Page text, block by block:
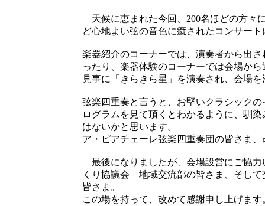
天候に恵まれた今回、200名ほどの方々
ど心地よい弦の音色に癒されたコンサー
楽器紹介のコーナーでは、演奏者から出
ったり、楽器体験のコーナーでは会場か
見事に「きらきら星」を演奏され、会場
弦楽四重奏と言うと、お堅いクラシック
ログラムを見て頂くとわかるように、馴
はないかと思います。
ア・ピアチェーレ弦楽四重奏団の皆さま
最後になりましたが、会場設営にご協力
くり協議会 地域交流部の皆さま、そし
皆さま。
この場を持って、改めて感謝申し上げます